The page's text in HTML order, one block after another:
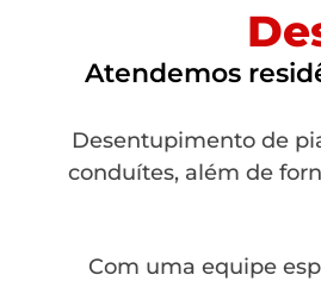
Atendemos
Desentupimento de
conduítes, além de
Com uma equipe